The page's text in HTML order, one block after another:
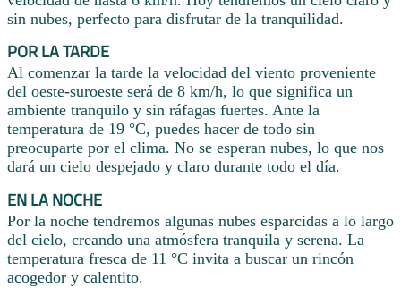
sin nubes, perfecto para disfrutar de la tranquilidad.
POR LA TARDE
Al comenzar la tarde la velocidad del viento proveniente
del oeste-suroeste será de 8 km/h, lo que significa un
ambiente tranquilo y sin ráfagas fuertes. Ante la
temperatura de 19 °C, puedes hacer de todo sin
preocuparte por el clima. No se esperan nubes, lo que nos
dará un cielo despejado y claro durante todo el día.
EN LA NOCHE
Por la noche tendremos algunas nubes esparcidas a lo largo
del cielo, creando una atmósfera tranquila y serena. La
temperatura fresca de 11 °C invita a buscar un rincón
acogedor y calentito.